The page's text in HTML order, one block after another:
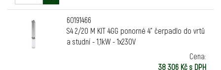
60191466
S4 2/20 M KIT 4GG ponorné 4" čerpadlo do vrtů
a studní - 1,1kW - 1x230V
Cena:
38 306 Kč s DPH